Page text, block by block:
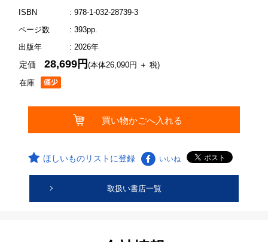
ISBN
: 978-1-032-28739-3
ページ数
: 393pp.
出版年
: 2026年
在庫
定価28,699円(本体26,090円 ＋ 税)
ほしいものリストに登録 いいね
取扱い書店一覧